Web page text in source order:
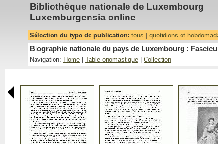
Bibliothèque nationale de Luxembourg
Luxemburgensia online
Sélection du type de publication: tous quotidiens et
Biographie nationale du pays de Luxembourg :
Navigation: Home Table onomastique Collection